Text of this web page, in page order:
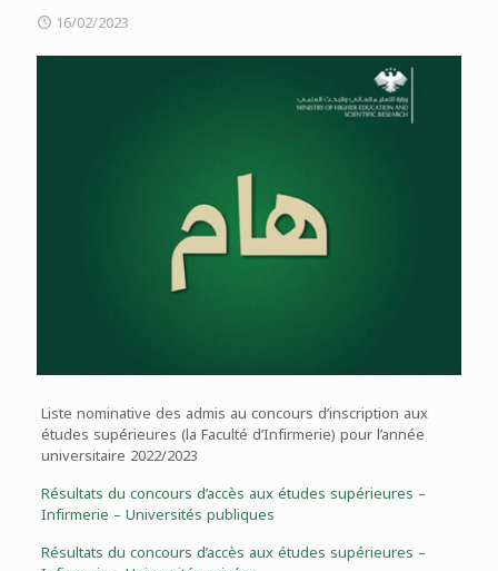
16/02/2023
Liste nominative des admis au concours d’inscription aux
études supérieures (la Faculté d’Infirmerie) pour l’année
universitaire 2022/2023
Résultats du concours d’accès aux études supérieures –
Infirmerie – Universités publiques
Résultats du concours d’accès aux études supérieures –